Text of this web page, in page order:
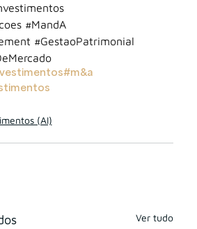
#MandA
#GestaoPatrimonial
#m&a
(AI)
Ver tudo